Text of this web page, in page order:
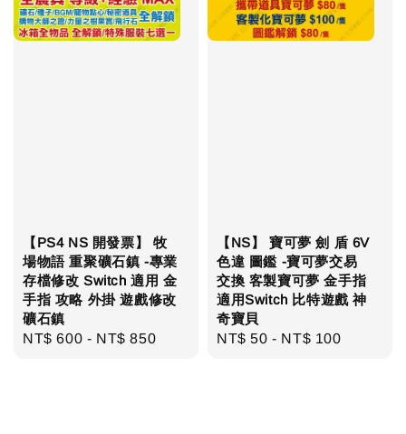
【PS4 NS 開發票】 牧
場物語 重聚礦石鎮 -專業
存檔修改 Switch 適用 金
手指 攻略 外掛 遊戲修改
礦石鎮
Regular
NT$ 600 - NT$ 850
【NS】 寶可夢 劍 盾 6V
色違 圖鑑 -寶可夢交易
交換 客製寶可夢 金手指
適用Switch 比特遊戲 神
奇寶貝
Regular
NT$ 50 - NT$ 100